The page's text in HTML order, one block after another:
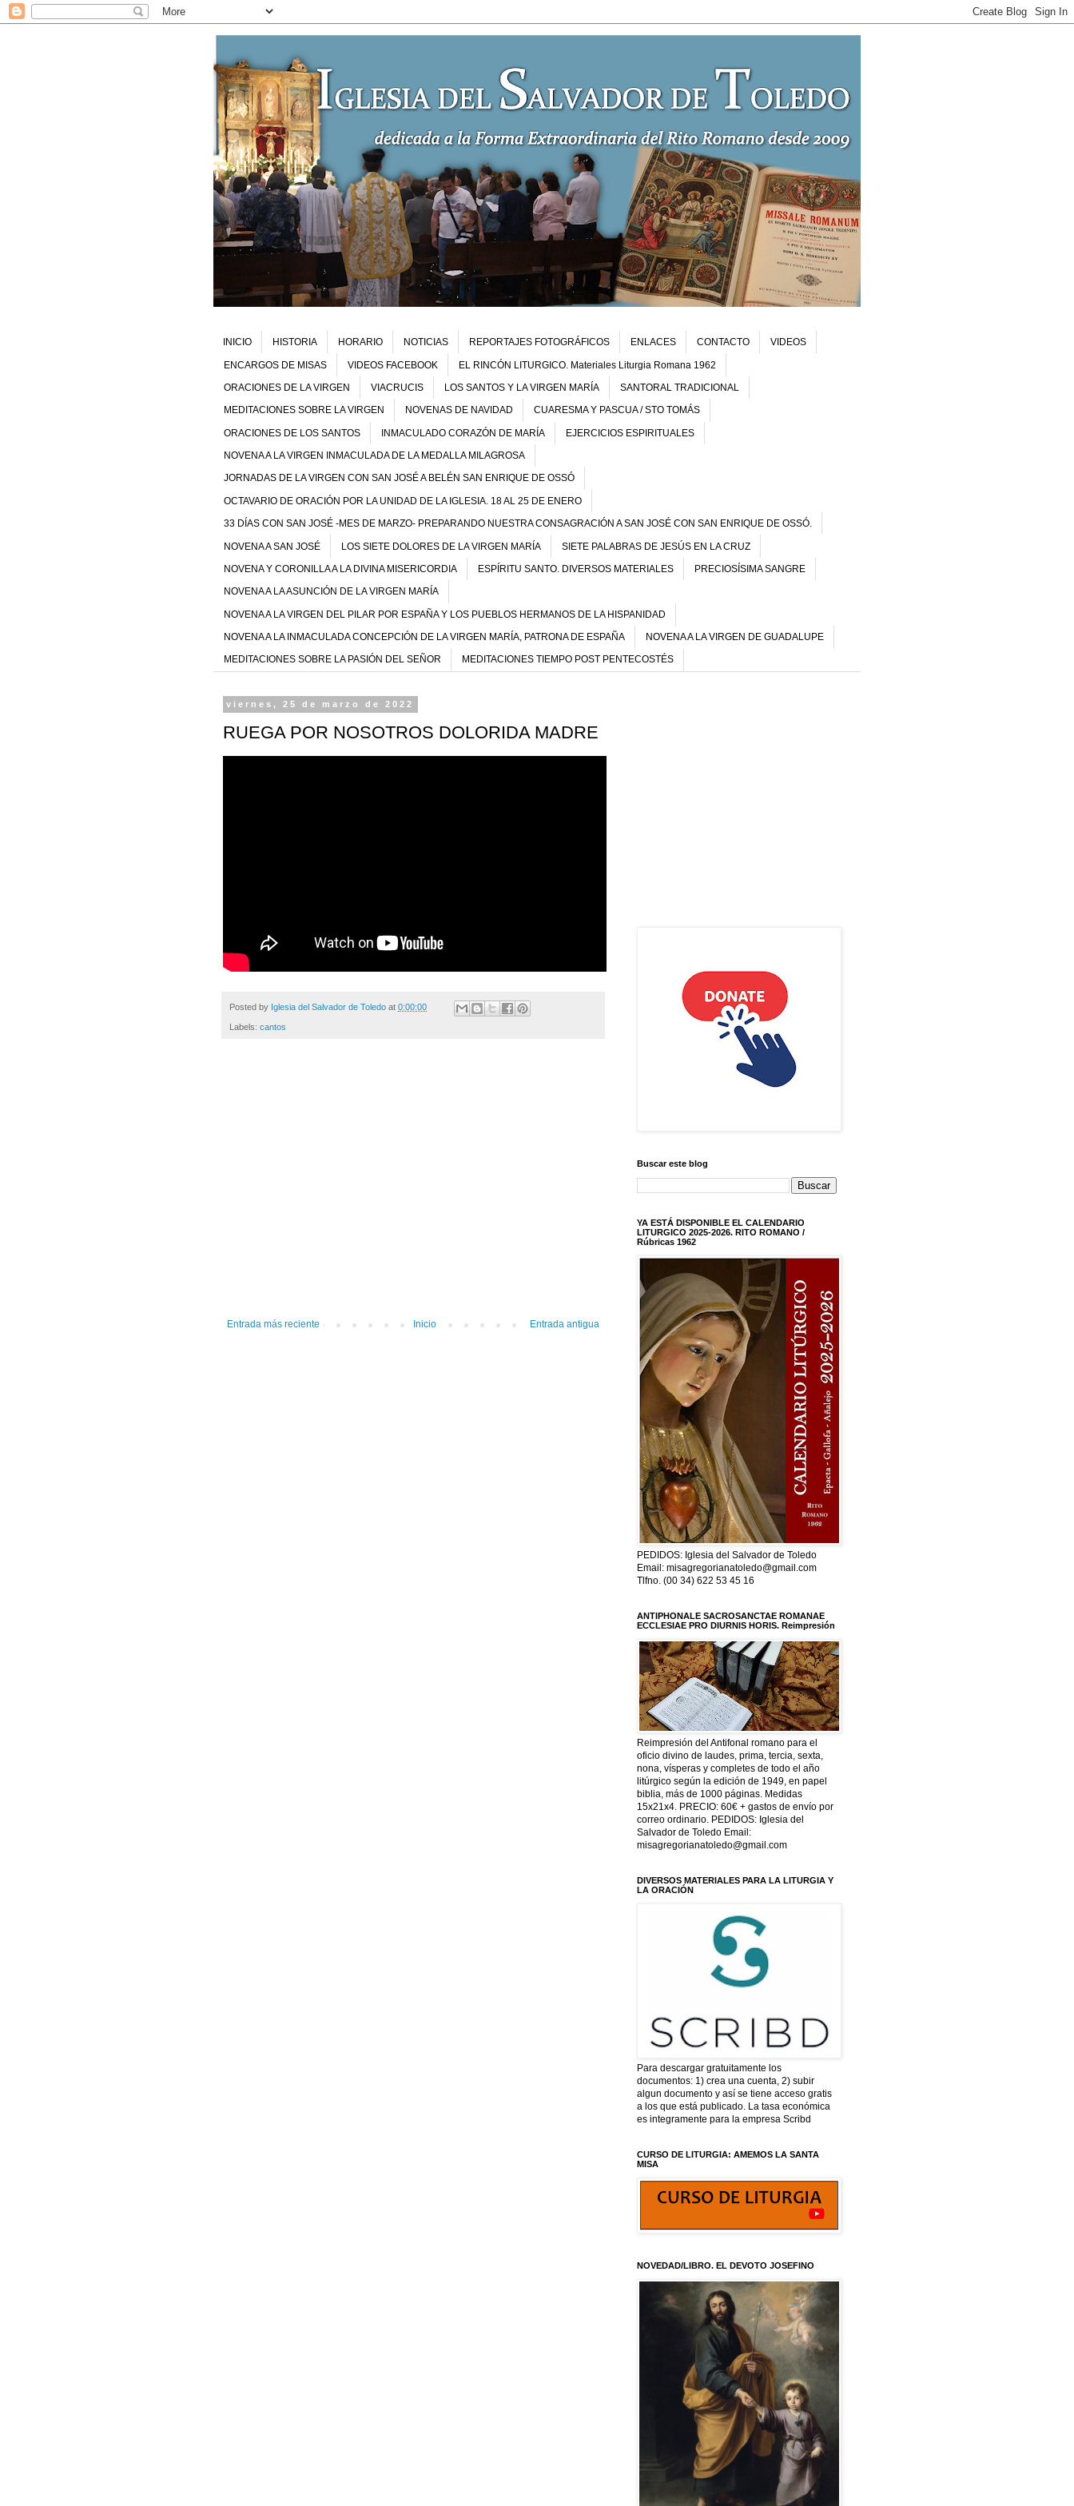
INICIO HISTORIA HORARIO NOTICIAS REPORTAJES FOTOGRÁFICOS ENLACES CONTACTO VIDEOS
ENCARGOS DE MISAS VIDEOS FACEBOOK EL RINCÓN LITURGICO. Materiales Liturgia Romana 1962
ORACIONES DE LA VIRGEN VIACRUCIS LOS SANTOS Y LA VIRGEN MARÍA SANTORAL TRADICIONAL
MEDITACIONES SOBRE LA VIRGEN NOVENAS DE NAVIDAD CUARESMA Y PASCUA / STO TOMÁS
ORACIONES DE LOS SANTOS INMACULADO CORAZÓN DE MARÍA EJERCICIOS ESPIRITUALES
NOVENA A LA VIRGEN INMACULADA DE LA MEDALLA MILAGROSA
JORNADAS DE LA VIRGEN CON SAN JOSÉ A BELÉN SAN ENRIQUE DE OSSÓ
OCTAVARIO DE ORACIÓN POR LA UNIDAD DE LA IGLESIA. 18 AL 25 DE ENERO
33 DÍAS CON SAN JOSÉ -MES DE MARZO- PREPARANDO NUESTRA CONSAGRACIÓN A SAN JOSÉ CON SAN ENRIQUE DE OSSÓ.
NOVENA A SAN JOSÉ LOS SIETE DOLORES DE LA VIRGEN MARÍA SIETE PALABRAS DE JESÚS EN LA CRUZ
NOVENA Y CORONILLA A LA DIVINA MISERICORDIA ESPÍRITU SANTO. DIVERSOS MATERIALES PRECIOSÍSIMA SANGRE
NOVENA A LA ASUNCIÓN DE LA VIRGEN MARÍA
NOVENA A LA VIRGEN DEL PILAR POR ESPAÑA Y LOS PUEBLOS HERMANOS DE LA HISPANIDAD
NOVENA A LA INMACULADA CONCEPCIÓN DE LA VIRGEN MARÍA, PATRONA DE ESPAÑA NOVENA A LA VIRGEN DE GUADALUPE
MEDITACIONES SOBRE LA PASIÓN DEL SEÑOR MEDITACIONES TIEMPO POST PENTECOSTÉS
viernes, 25 de marzo de 2022
RUEGA POR NOSOTROS DOLORIDA MADRE
Posted by Iglesia del Salvador de Toledo at 0:00:00
Labels: cantos
Entrada más reciente Entrada antigua
Inicio
Buscar este blog
YA ESTÁ DISPONIBLE EL CALENDARIO
LITURGICO 2025-2026. RITO ROMANO /
Rúbricas 1962
PEDIDOS: Iglesia del Salvador de Toledo
Email: misagregorianatoledo@gmail.com
Tlfno. (00 34) 622 53 45 16
ANTIPHONALE SACROSANCTAE ROMANAE
ECCLESIAE PRO DIURNIS HORIS. Reimpresión
Reimpresión del Antifonal romano para el
oficio divino de laudes, prima, tercia, sexta,
nona, vísperas y completes de todo el año
litúrgico según la edición de 1949, en papel
biblia, más de 1000 páginas. Medidas
15x21x4. PRECIO: 60€ + gastos de envío por
correo ordinario. PEDIDOS: Iglesia del
Salvador de Toledo Email:
misagregorianatoledo@gmail.com
DIVERSOS MATERIALES PARA LA LITURGIA Y
LA ORACIÓN
Para descargar gratuitamente los
documentos: 1) crea una cuenta, 2) subir
algun documento y así se tiene acceso gratis
a los que está publicado. La tasa económica
es integramente para la empresa Scribd
CURSO DE LITURGIA: AMEMOS LA SANTA
MISA
NOVEDAD/LIBRO. EL DEVOTO JOSEFINO